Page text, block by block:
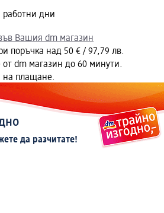
работни дни
Вашия dm магазин
поръчка над 50 € / 97,79 лв.
от dm магазин до 60 минути.
на плащане.
да разчитате!